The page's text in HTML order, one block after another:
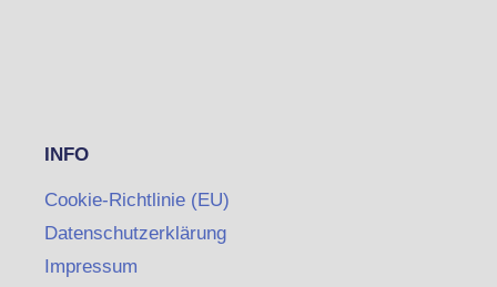
INFO
Cookie-Richtlinie (EU)
Datenschutzerklärung
Impressum